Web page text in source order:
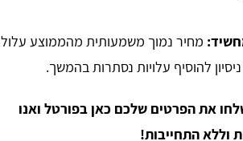
מחיר נמוך משמעותית מהממוצע עלול
להוסיף עלויות נסתרות בהמשך.
את הפרטים שלכם כאן בפורטל ואנו